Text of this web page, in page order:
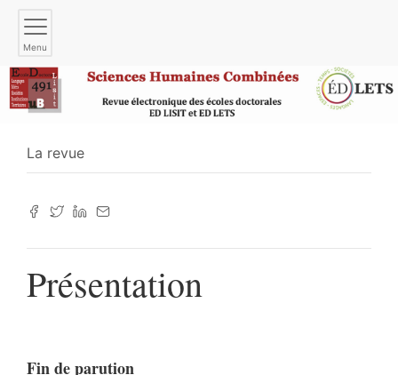
Menu
La revue
Présentation
Fin de parution